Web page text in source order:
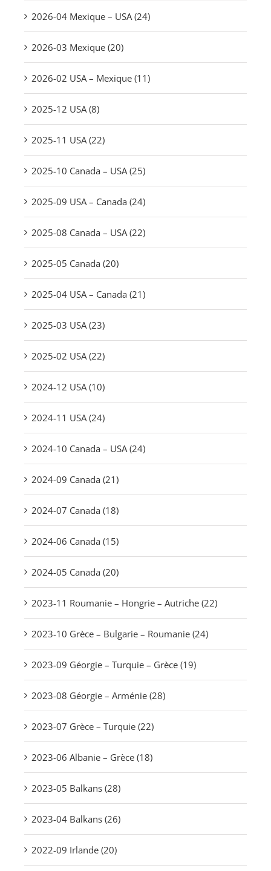
2026-04 Mexique – USA (24)
2026-03 Mexique (20)
2026-02 USA – Mexique (11)
2025-12 USA (8)
2025-11 USA (22)
2025-10 Canada – USA (25)
2025-09 USA – Canada (24)
2025-08 Canada – USA (22)
2025-05 Canada (20)
2025-04 USA – Canada (21)
2025-03 USA (23)
2025-02 USA (22)
2024-12 USA (10)
2024-11 USA (24)
2024-10 Canada – USA (24)
2024-09 Canada (21)
2024-07 Canada (18)
2024-06 Canada (15)
2024-05 Canada (20)
2023-11 Roumanie – Hongrie – Autriche (22)
2023-10 Grèce – Bulgarie – Roumanie (24)
2023-09 Géorgie – Turquie – Grèce (19)
2023-08 Géorgie – Arménie (28)
2023-07 Grèce – Turquie (22)
2023-06 Albanie – Grèce (18)
2023-05 Balkans (28)
2023-04 Balkans (26)
2022-09 Irlande (20)